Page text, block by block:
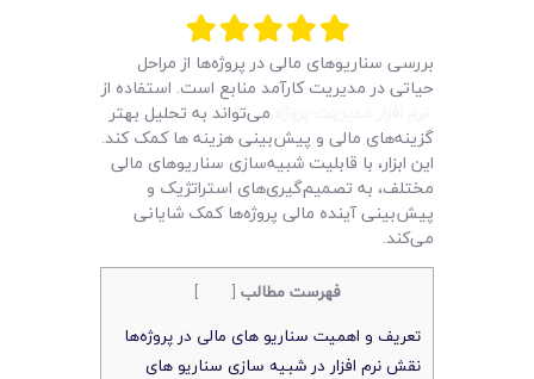
بررسی سناریوهای مالی در پروژه‌ها از مراحل
حیاتی در مدیریت کارآمد منابع است. استفاده از
می‌تواند به تحلیل بهتر
گزینه‌های مالی و پیش‌بینی هزینه‌ ها کمک کند.
این ابزار، با قابلیت شبیه‌سازی سناریوهای مالی
مختلف، به تصمیم‌گیری‌های استراتژیک و
پیش‌بینی آینده مالی پروژه‌ها کمک شایانی
می‌کند.
فهرست مطالب [بستن]
تعریف و اهمیت سناریو های مالی در پروژه‌ها
نقش نرم‌ افزار در شبیه‌ سازی سناریو های